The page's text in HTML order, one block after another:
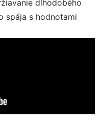
dlhodobého
spája s hodnotami